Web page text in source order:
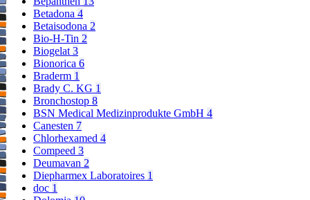
Betadona 4
Betaisodona 2
Bio-H-Tin 2
Biogelat3
Bionorica 6
Braderm 1
Brady C. KG 1
Bronchostop 8
BSN Medical Medizinprodukte GmbH 4
Canesten 7
Chlorhexamed 4
Compeed 3
Deumavan 2
Diepharmex Laboratoires 1
doc 1